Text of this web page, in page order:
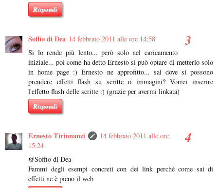
Rispondi
Soffio di Dea 14 febbraio 2011 alle ore 14:58
Si lo rende più lento... però solo nel caricamento
iniziale... poi come ha detto Ernesto si può optare di metterlo solo
in home page :) Ernesto ne approfitto... sai dove si possono
prendere effetti flash su scritte o immagini? Vorrei inserire
l'effetto flash delle scritte :) (grazie per avermi linkata)
Rispondi
Ernesto Tirinnanzi
14 febbraio 2011 alle ore
15:24
@Soffio di Dea
Fammi degli esempi concreti con dei link perché come sai di
effetti ne è pieno il web